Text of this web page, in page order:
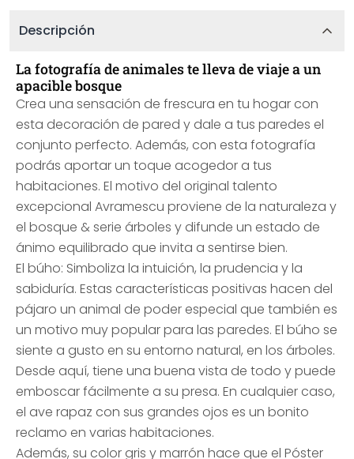
Descripción
La fotografía de animales te lleva de viaje a un
apacible bosque
Crea una sensación de frescura en tu hogar con
esta decoración de pared y dale a tus paredes el
conjunto perfecto. Además, con esta fotografía
podrás aportar un toque acogedor a tus
habitaciones. El motivo del original talento
excepcional Avramescu proviene de la naturaleza y
el bosque & serie árboles y difunde un estado de
ánimo equilibrado que invita a sentirse bien.
El búho: Simboliza la intuición, la prudencia y la
sabiduría. Estas características positivas hacen del
pájaro un animal de poder especial que también es
un motivo muy popular para las paredes. El búho se
siente a gusto en su entorno natural, en los árboles.
Desde aquí, tiene una buena vista de todo y puede
emboscar fácilmente a su presa. En cualquier caso,
el ave rapaz con sus grandes ojos es un bonito
reclamo en varias habitaciones.
Además, su color gris y marrón hace que el Póster